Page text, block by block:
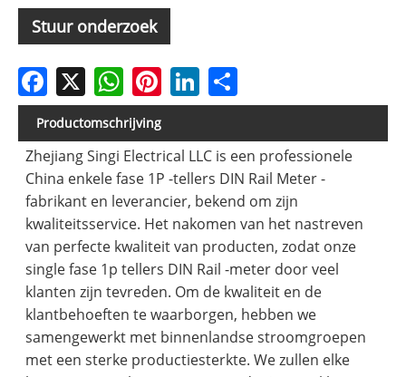
Stuur onderzoek
Facebook WhatsAppPinterestLinkedIn
Productomschrijving
Zhejiang Singi Electrical LLC is een professionele
China enkele fase 1P -tellers DIN Rail Meter -
fabrikant en leverancier, bekend om zijn
kwaliteitsservice. Het nakomen van het nastreven
van perfecte kwaliteit van producten, zodat onze
single fase 1p tellers DIN Rail -meter door veel
klanten zijn tevreden. Om de kwaliteit en de
klantbehoeften te waarborgen, hebben we
samengewerkt met binnenlandse stroomgroepen
met een sterke productiesterkte. We zullen elke